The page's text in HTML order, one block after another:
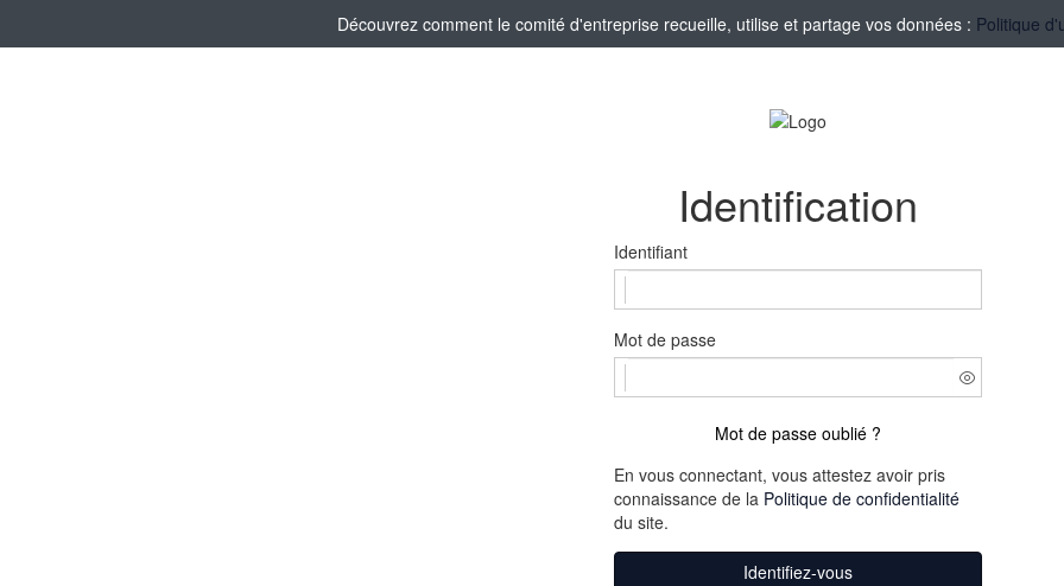
Découvrez comment le comité d'entreprise recueille, utilise et partage vos données : Politique
Identification
Identifiant
Mot de passe
Mot de passe oublié ?
En vous connectant, vous attestez avoir pris
connaissance de la Politique de confidentialité
du site.
Identifiez-vous